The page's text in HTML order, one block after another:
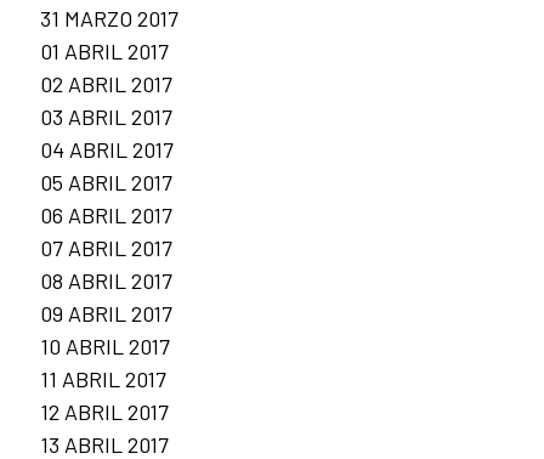
31 MARZO 2017
01 ABRIL 2017
02 ABRIL 2017
03 ABRIL 2017
04 ABRIL 2017
05 ABRIL 2017
06 ABRIL 2017
07 ABRIL 2017
08 ABRIL 2017
09 ABRIL 2017
10 ABRIL 2017
11 ABRIL 2017
12 ABRIL 2017
13 ABRIL 2017